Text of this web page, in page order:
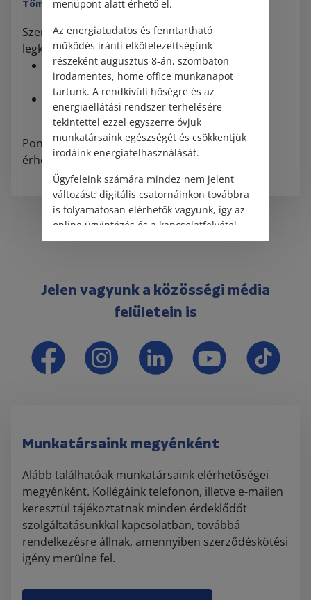
Tömegközlekedéssel
Szeretnénk tájékoztatni Önöket az irodánkhoz
legközelebbi megállókról:
Puskás Ferenc Stadion M2 metró megálló
(rövid távolságra gyalog)
Hős utca 1-es villamos megálló (az iroda
közvetlen közelében)
Pontos megközelítési útmutatónkidekattinva
érhető el.
Jelen vagyunk a közösségi média
felületein is
Munkatársaink megyénként
Alább találhatóak munkatársaink elérhetőségei
megyénként. Kollégáink telefonon, illetve e-mailen
keresztül tájékoztatnak minden érdeklődőt
szolgáltatásunkkal kapcsolatban, továbbá
rendelkezésre állnak, amennyiben szerződéskötési
igény merülne fel.
menüpont alatt érhető el.
Az energiatudatos és fenntartható
működés iránti elkötelezettségünk
részeként augusztus 8-án, szombaton
irodamentes, home office munkanapot
tartunk. A rendkívüli hőségre és az
energiaellátási rendszer terhelésére
tekintettel ezzel egyszerre óvjuk
munkatársaink egészségét és csökkentjük
irodáink energiafelhasználását.
Ügyfeleink számára mindez nem jelent
változást: digitális csatornáinkon továbbra
is folyamatosan elérhetők vagyunk, így az
online ügyintézés és a kapcsolatfelvétel
változatlanul biztosított.